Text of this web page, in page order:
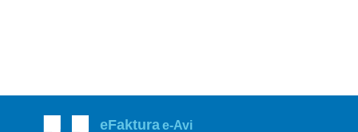
eFakturae-Avi